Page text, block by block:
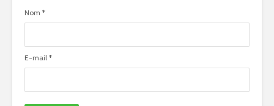
Nom *
E-mail *